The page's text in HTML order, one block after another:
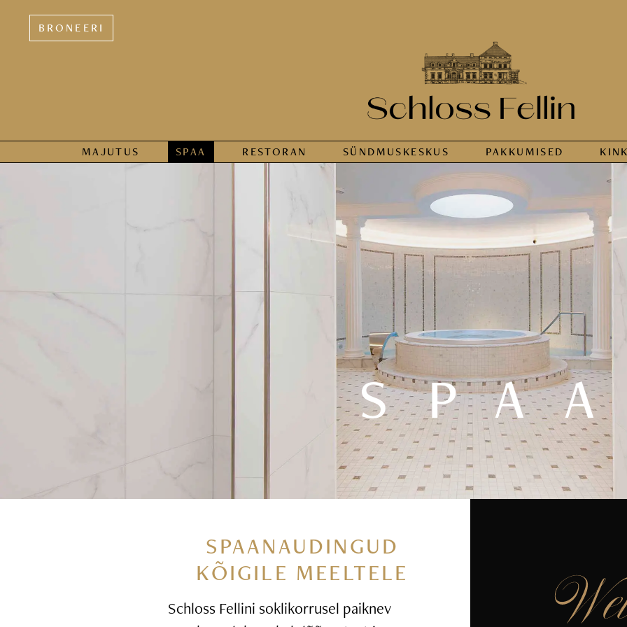
BRONEERI
MAJUTUS SPAA RESTORAN SÜNDMUS­KESKUS PAKKUMISED
SPAANAUDINGUD
KÕIGILE MEELTELE
Schloss Fellini soklikorrusel paiknev